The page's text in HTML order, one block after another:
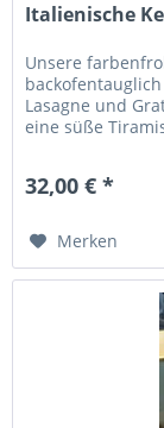
Italienische
Unsere
Lasagne und
eine süße
32,00 € *
Merken